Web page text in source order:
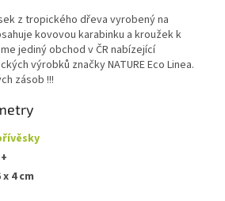
z tropického dřeva vyrobený na
kovovou karabinku a kroužek k
jediný obchod v ČR nabízející
výrobků značky NATURE Eco Linea.
zásob !!!
x 4 cm